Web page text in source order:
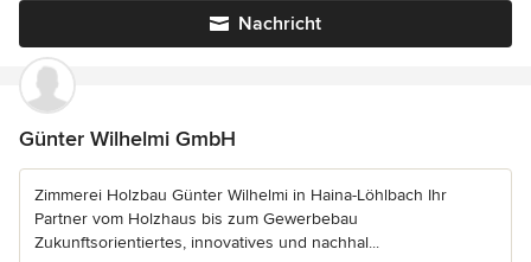
Nachricht
Günter Wilhelmi GmbH
Zimmerei Holzbau Günter Wilhelmi in Haina-Löhlbach Ihr
Partner vom Holzhaus bis zum Gewerbebau
Zukunftsorientiertes, innovatives und nachhal...